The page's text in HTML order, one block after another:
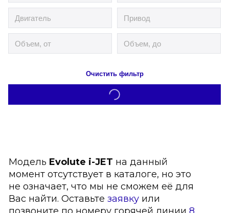
Очистить фильтр
Модель Evolute i-JET на данный
момент отсутствует в каталоге, но это
не означает, что мы не сможем её для
Вас найти. Оставьте заявку или